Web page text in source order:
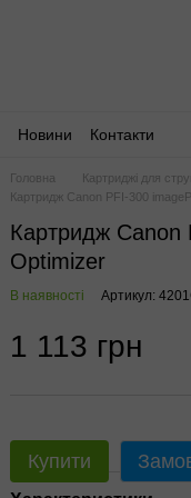
Новини Контакти
Головна
Картриджі для
Картридж Canon PFI-300
Картридж Canon
Optimizer
В наявності Артикул:
1 113 грн
Купити